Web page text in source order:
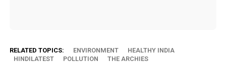
RELATED TOPICS: ENVIRONMENT
HEALTHY INDIA
HINDILATEST
POLLUTION THE ARCHIES